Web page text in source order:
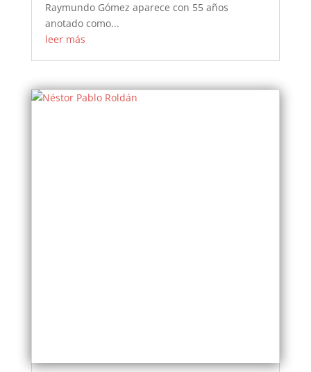
Raymundo Gómez aparece con 55 años
anotado como...
leer más